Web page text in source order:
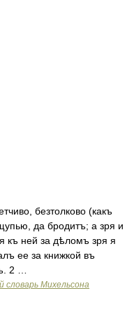
безтолково (какъ
да бродитъ; а зря и
къ ней за дѣломъ зря я
ее за книжкой въ
2 …
словарь Михельсона